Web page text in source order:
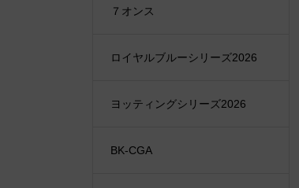
７オンス
ロイヤルブルーシリーズ2026
ヨッティングシリーズ2026
BK-CGA